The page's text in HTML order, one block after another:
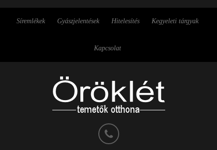
Síremlékek Gyászjelentések Hitelesítés Kegyeleti tárgyak
Kapcsolat